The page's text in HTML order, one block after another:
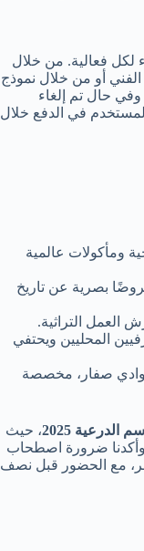
لكل فعالية. من خلال
الفني أو من خلال نموذج
وفي حال تم إلغاء
المستخدم في الدفع خلال
ومأكولات عالمية
بصرية عن تاريخ
العمل التراثية.
المحليين ويحتفي
صفار، مخصصة
2025
، حيث
وأكدنا ضرورة اصطحاب
مع الحضور قبل نصف